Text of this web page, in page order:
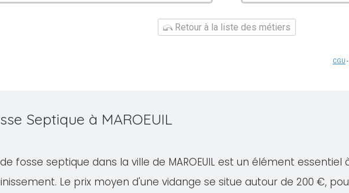
Retour à la liste des métiers
CGU -
Septique à MAROEUIL
fosse septique dans la ville de MAROEUIL est un élément
Le prix moyen d'une vidange se situe autour de 200 €,